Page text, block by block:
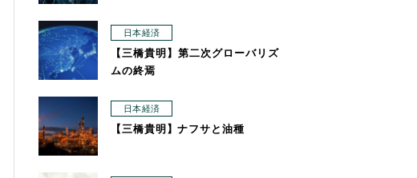
日本経済
【三橋貴明】第二次グローバリズ
ムの終焉
日本経済
【三橋貴明】ナフサと油種